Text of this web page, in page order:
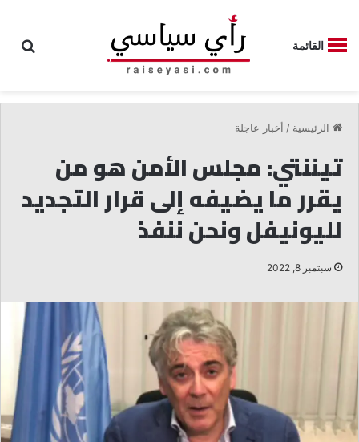
القائمة
الرئيسية / أخبار عاجلة
تيننتي: مجلس الأمن هو من
يقرر ما يضيفه إلى قرار التجديد
لليونيفل ونحن ننفذ
سبتمبر 8, 2022